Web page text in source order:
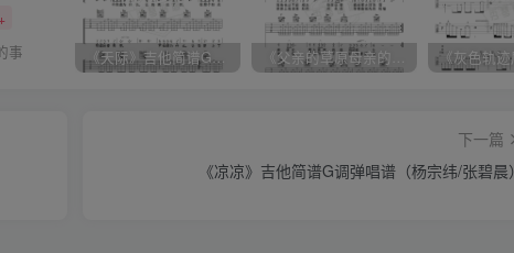
事 《天际》吉他简谱G调弹唱谱（姜玉阳） 《父亲的草原母亲的河》吉他简谱C调弹唱谱（腾格尔）
下一篇
《凉凉》吉他简谱G调弹唱谱（杨宗纬/张碧晨）